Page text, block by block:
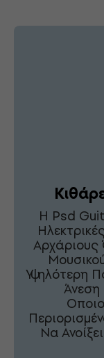
Η Psd
Υψηλότερη
Άνεση
Να